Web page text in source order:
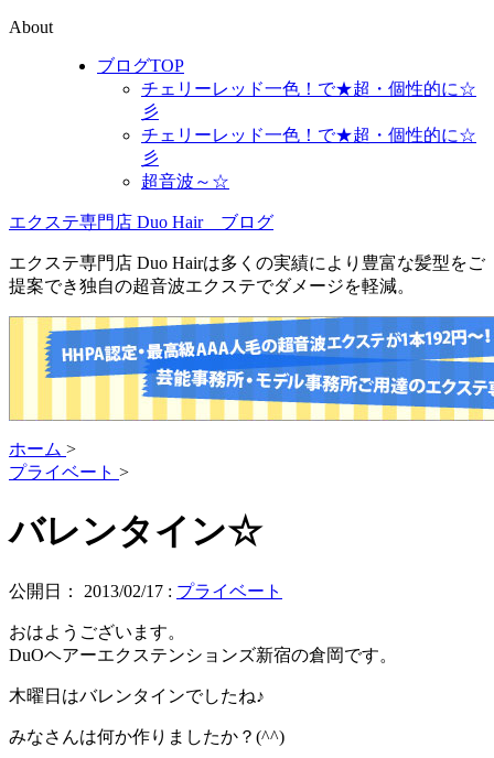
About
ブログTOP
チェリーレッド一色！で★超・個性的に☆
彡
チェリーレッド一色！で★超・個性的に☆
彡
超音波～☆
エクステ専門店 Duo Hair ブログ
エクステ専門店 Duo Hairは多くの実績により豊富な髪型をご
提案でき独自の超音波エクステでダメージを軽減。
ホーム >
プライベート >
バレンタイン☆
公開日： 2013/02/17 : プライベート
おはようございます。
DuOヘアーエクステンションズ新宿の倉岡です。
木曜日はバレンタインでしたね♪
みなさんは何か作りましたか？(^^)